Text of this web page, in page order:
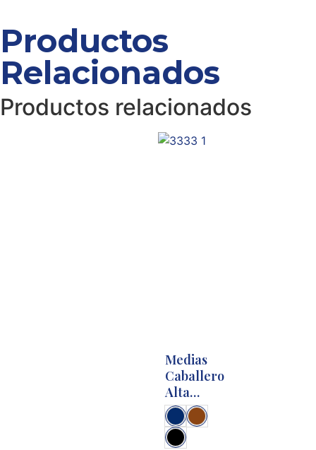
Productos
Relacionados
Productos relacionados
Medias
Caballero
Alta
Compresión
20-30 mm
Hg